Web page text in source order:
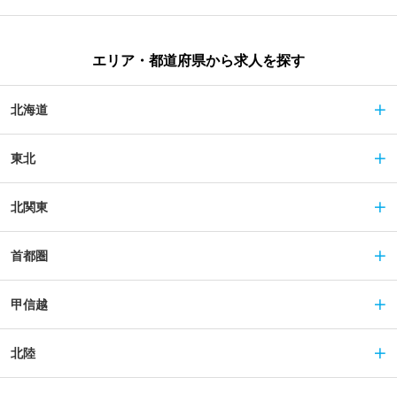
エリア・都道府県から求人を探す
北海道
東北
北関東
首都圏
甲信越
北陸